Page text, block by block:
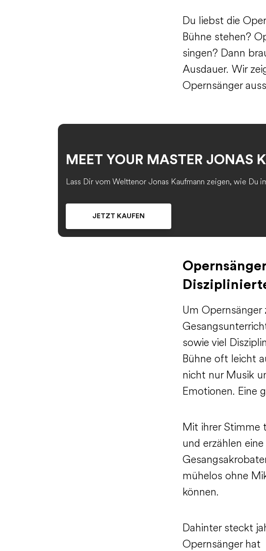
Du liebst die
Bühne stehen?
singen? Dann
Ausdauer. Wir
Opernsänger
MEET YOUR MASTER JONAS
Lass Dir vom Welttenor Jonas Kaufmann zeigen, wie Du
JETZT KAUFEN
Um
sowie viel
Bühne oft leicht
nicht nur Musik
Emotionen. Eine
Mit ihrer Stimme
und erzählen
mühelos ohne
können.
Dahinter steckt
Opernsänger hat